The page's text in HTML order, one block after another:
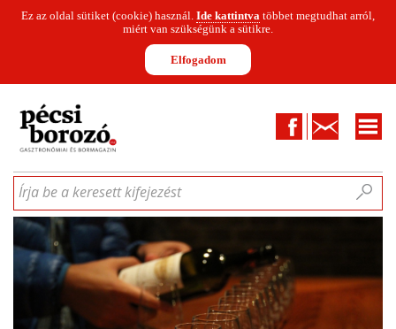
Ez az oldal sütiket (cookie) használ. Ide kattintva többet megtudhat arról,
miért van szükségünk a sütikre.
Elfogadom
FacebookKapcsolat
CIKKEKHÍREKINFOGRAFIKÁKMUNKATÁRSAKWINESOFA
Írja be a keresett kifejezést